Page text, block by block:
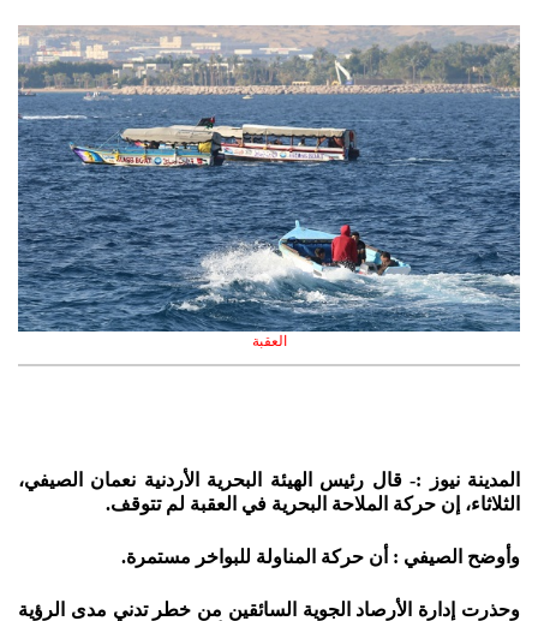
العقبة
المدينة نيوز :- قال رئيس الهيئة البحرية الأردنية نعمان الصيفي،
الثلاثاء، إن حركة الملاحة البحرية في العقبة لم تتوقف.
وأوضح الصيفي : أن حركة المناولة للبواخر مستمرة.
وحذرت إدارة الأرصاد الجوية السائقين من خطر تدني مدى الرؤية